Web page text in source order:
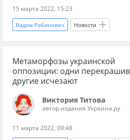
15 марта 2022, 15:23
Вадим Рабинович Новости
Метаморфозы украинской
оппозиции: одни
другие исчезают
Виктория Титова
автор издания Украина.ру
11 марта 2022, 09:48